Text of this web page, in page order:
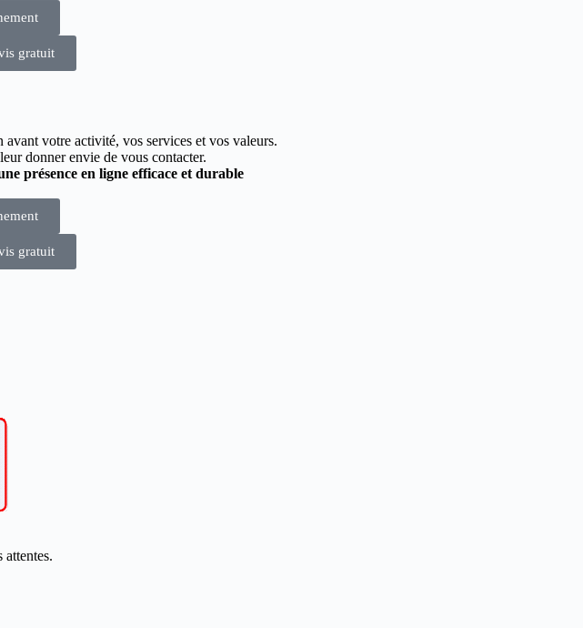
gratuit
avant votre activité, vos services et vos valeurs.
donner envie de vous contacter.
présence en ligne efficace et durable
gratuit